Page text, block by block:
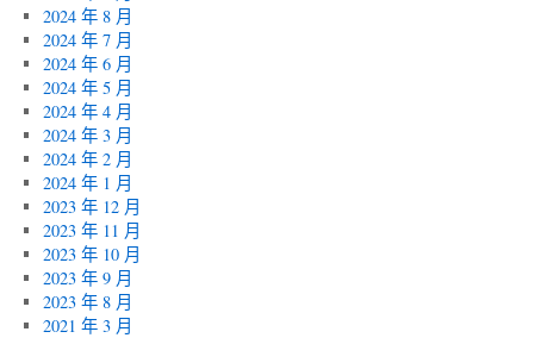
2024 年 8 月
2024 年 7 月
2024 年 6 月
2024 年 5 月
2024 年 4 月
2024 年 3 月
2024 年 2 月
2024 年 1 月
2023 年 12 月
2023 年 11 月
2023 年 10 月
2023 年 9 月
2023 年 8 月
2021 年 3 月